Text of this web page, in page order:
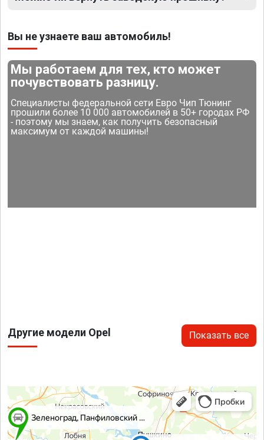
Вы не узнаете ваш автомобиль!
Мы работаем для тех, кто может
почувствовать разницу.
Специалисты федеральной сети Евро Чип Тюнинг
прошили более 10 000 автомобилей в 50+ городах РФ
- поэтому мы знаем, как получить безопасный
максимум от каждой машины!
Другие модели Opel Показать все